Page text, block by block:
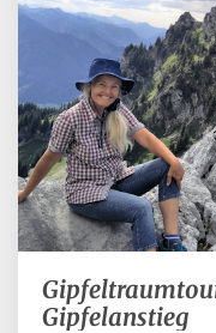
Gipfeltraumtour
über
Gipfelanstieg